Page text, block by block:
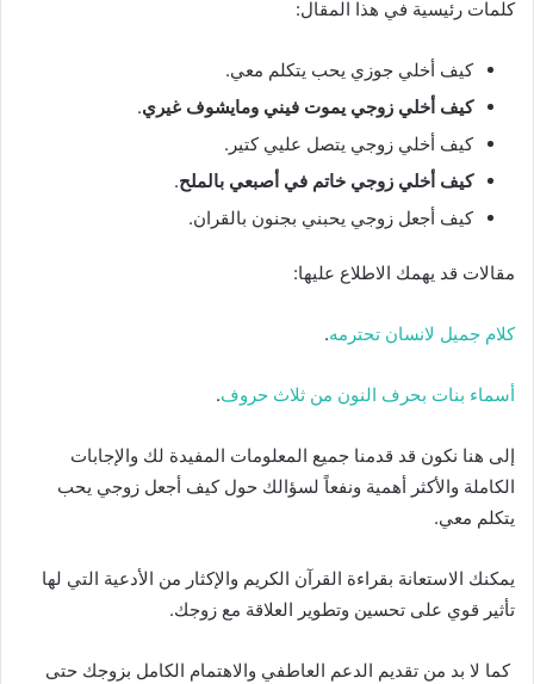
كلمات رئيسية في هذا المقال:
كيف أخلي جوزي يحب يتكلم معي.
كيف أخلي زوجي يموت فيني ومايشوف غيري.
كيف أخلي زوجي يتصل عليي كتير.
كيف أخلي زوجي خاتم في أصبعي بالملح.
كيف أجعل زوجي يحبني بجنون بالقران.
مقالات قد يهمك الاطلاع عليها:
كلام جميل لانسان تحترمه.
أسماء بنات بحرف النون من ثلاث حروف.
إلى هنا نكون قد قدمنا جميع المعلومات المفيدة لك والإجابات
الكاملة والأكثر أهمية ونفعاً لسؤالك حول كيف أجعل زوجي يحب
يتكلم معي.
يمكنك الاستعانة بقراءة القرآن الكريم والإكثار من الأدعية التي لها
تأثير قوي على تحسين وتطوير العلاقة مع زوجك.
كما لا بد من تقديم الدعم العاطفي والاهتمام الكامل بزوجك حتى